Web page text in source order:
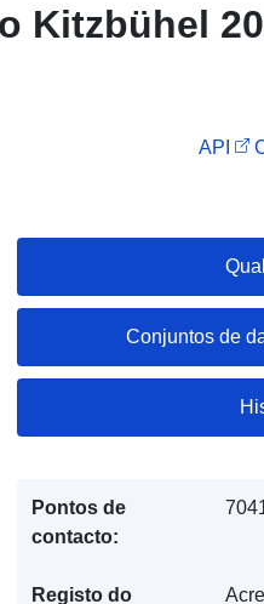
Kitzbühel
API
Conjuntos de
Pontos de
contacto:
Registo do